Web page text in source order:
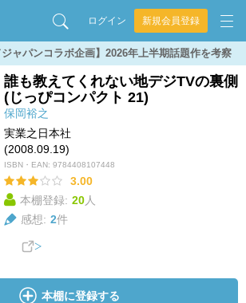
ログイン 新規会員登録
ジャパンコラボ企画】2026年上半期話題作を考察
誰も教えてくれない地デジTVの裏側
(じっぴコンパクト 21)
保岡裕之
実業之日本社
(2008.09.19)
ISBN・EAN: 9784408107448
3.00
本棚登録: 20人
感想: 2件
本棚に登録する